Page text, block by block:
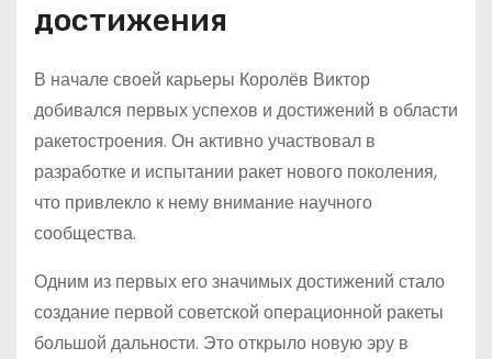
достижения
В начале своей карьеры Королёв Виктор
добивался первых успехов и достижений в области
ракетостроения. Он активно участвовал в
разработке и испытании ракет нового поколения,
что привлекло к нему внимание научного
сообщества.
Одним из первых его значимых достижений стало
создание первой советской операционной ракеты
большой дальности. Это открыло новую эру в